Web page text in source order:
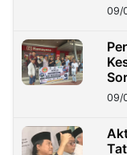
09/
09/